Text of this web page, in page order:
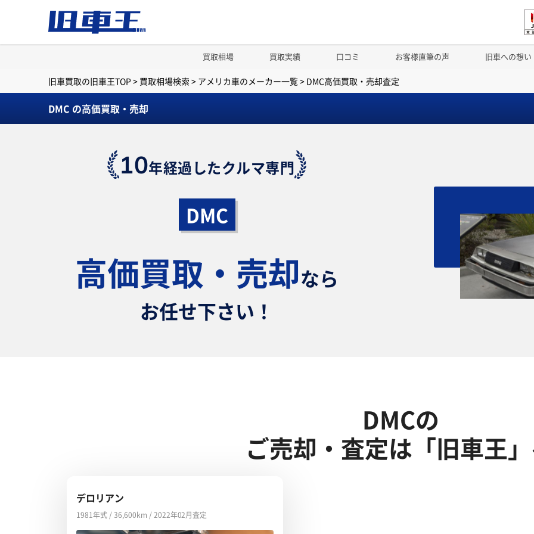
買取相場 買取実績 口コミ お客様直筆の声 旧車への想い
旧車買取の旧車王TOP > 買取相場検索 > アメリカ車のメーカー一覧> DMC高価買取・売却査定
DMC の高価買取・売却
10年経過したクルマ専門
DMC
高価買取・売却なら
お任せ下さい！
DMCの
ご売却・査定は「旧車王
デロリアン
1981年式 / 36,600km / 2022年02月査定